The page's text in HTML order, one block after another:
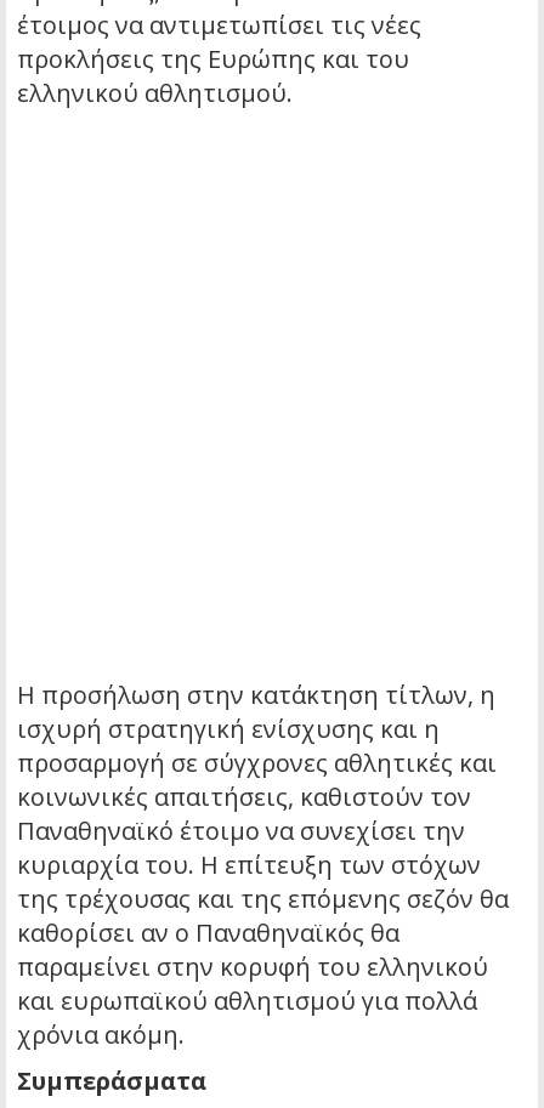
έτοιμος να αντιμετωπίσει τις νέες
προκλήσεις της Ευρώπης και του
ελληνικού αθλητισμού.
Η προσήλωση στην κατάκτηση τίτλων, η
ισχυρή στρατηγική ενίσχυσης και η
προσαρμογή σε σύγχρονες αθλητικές και
κοινωνικές απαιτήσεις, καθιστούν τον
Παναθηναϊκό έτοιμο να συνεχίσει την
κυριαρχία του. Η επίτευξη των στόχων
της τρέχουσας και της επόμενης σεζόν θα
καθορίσει αν ο Παναθηναϊκός θα
παραμείνει στην κορυφή του ελληνικού
και ευρωπαϊκού αθλητισμού για πολλά
χρόνια ακόμη.
Συμπεράσματα